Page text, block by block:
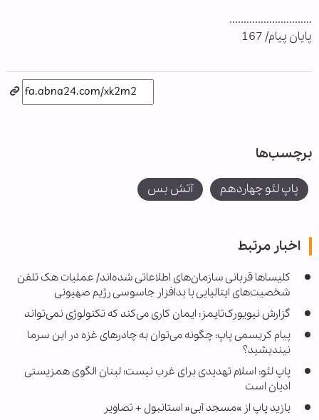
.............................
پایان پیام/ 167
برچسب‌ها
پاپ لئو چهاردهم آتش بس
اخبار مرتبط
کلیساها قربانی سازمان‌های اطلاعاتی شده‌اند/ عملیات هک تلفن‌
شخصیت‌های ایتالیایی با بدافزار جاسوسی رژیم صهیونی
گزارش نیویورک‌تایمز: ایمان کاری می‌کند که تکنولوژی نمی‌تواند
پیام کریسمی پاپ: چگونه می‎‌توان به چادرهای غزه در این سرما
نیندیشید؟
پاپ لئو: اسلام تهدیدی برای غرب نیست؛ لبنان الگوی همزیستی
ادیان است
بازید پاپ از »مسجد آبی« استانبول + تصاویر